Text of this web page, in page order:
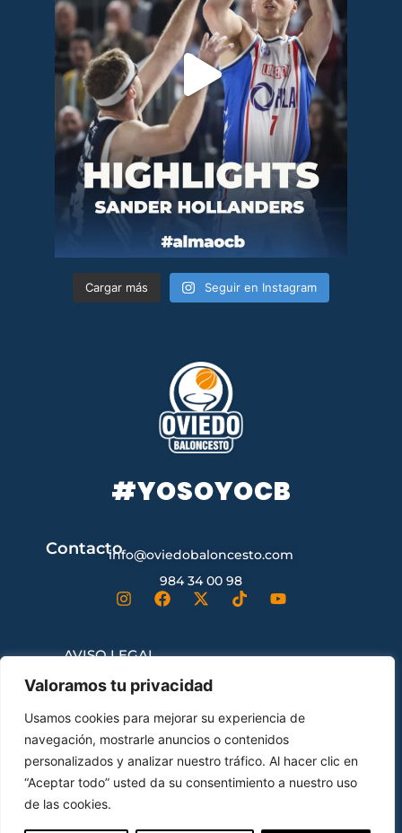
Valoramos tu privacidad
Usamos cookies para mejorar su experiencia de
navegación, mostrarle anuncios o contenidos
personalizados y analizar nuestro tráfico. Al hacer clic en
“Aceptar todo” usted da su consentimiento a nuestro uso
de las cookies.
Cargar más Seguir en Instagram
#YOSOYOCB
Contactoinfo@oviedobaloncesto.com
984 34 00 98
AVISO LEGAL
CONTRATACIÓN
ENVÍOS Y DEVOLUCIONES